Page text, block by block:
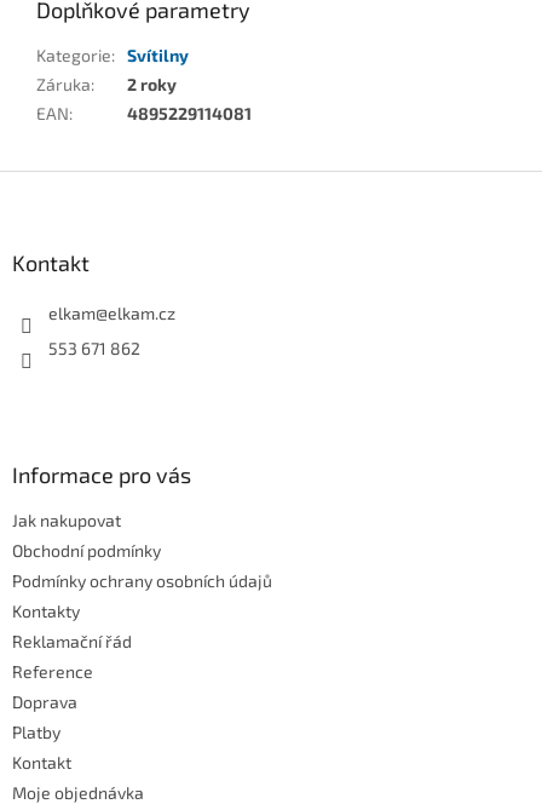
Doplňkové parametry
Kategorie: Svítilny
Záruka:
2 roky
EAN: 4895229114081
Kontakt
elkam@elkam.cz
553 671 862
Informace pro vás
Jak nakupovat
Obchodní podmínky
Podmínky ochrany osobních údajů
Kontakty
Reklamační řád
Reference
Doprava
Platby
Kontakt
Moje objednávka